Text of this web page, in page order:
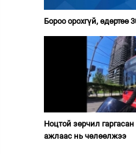
Бороо орохгүй, өдөртөө
Ноцтой зөрчил
ажлаас нь чөлөөлжээ